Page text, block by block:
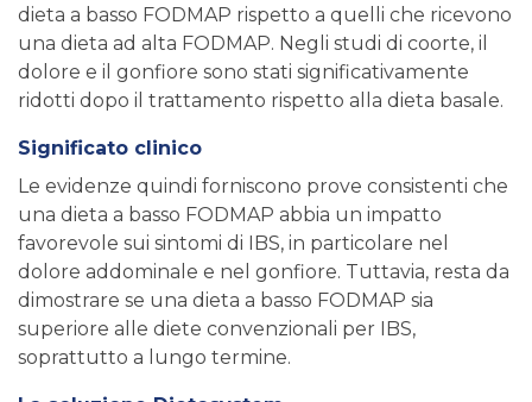
dieta a basso FODMAP rispetto a quelli che ricevono
una dieta ad alta FODMAP. Negli studi di coorte, il
dolore e il gonfiore sono stati significativamente
ridotti dopo il trattamento rispetto alla dieta basale.
Significato clinico
Le evidenze quindi forniscono prove consistenti che
una dieta a basso FODMAP abbia un impatto
favorevole sui sintomi di IBS, in particolare nel
dolore addominale e nel gonfiore. Tuttavia, resta da
dimostrare se una dieta a basso FODMAP sia
superiore alle diete convenzionali per IBS,
soprattutto a lungo termine.